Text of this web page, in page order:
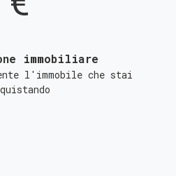
immobiliare
l'immobile che stai